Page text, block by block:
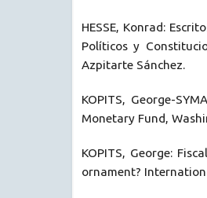
HESSE, Konrad:
Políticos y
Azpitarte Sánchez.
KOPITS, George-
Monetary Fund,
KOPITS, George:
ornament?